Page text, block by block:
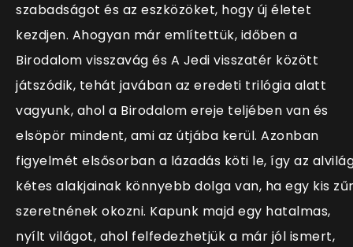
szabadságot és az eszközöket, hogy új életet
kezdjen. Ahogyan már említettük, időben a
Birodalom visszavág és A Jedi visszatér között
játszódik, tehát javában az eredeti trilógia alatt
vagyunk, ahol a Birodalom ereje teljében van és
elsöpör mindent, ami az útjába kerül. Azonban
figyelmét elsősorban a lázadás köti le, így az
kétes alakjainak könnyebb dolga van, ha egy kis
szeretnének okozni. Kapunk majd egy hatalmas,
nyílt világot, ahol felfedezhetjük a már jól ismert,